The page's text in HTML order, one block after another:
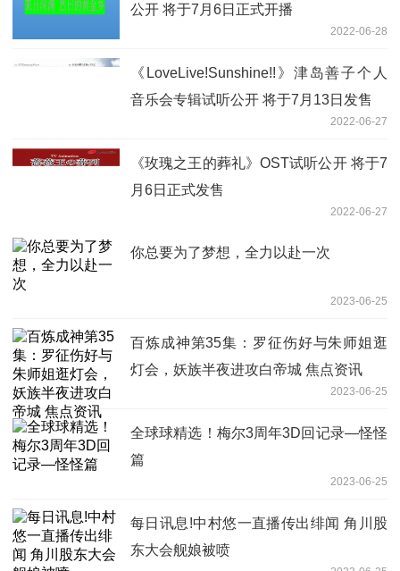
公开 将于7月6日正式开播
2022-06-28
《LoveLive!Sunshine!!》津岛善子个人
音乐会专辑试听公开 将于7月13日发售
2022-06-27
《玫瑰之王的葬礼》OST试听公开 将于7
月6日正式发售
2022-06-27
你总要为了梦想，全力以赴一次
2023-06-25
百炼成神第35集：罗征伤好与朱师姐逛
灯会，妖族半夜进攻白帝城 焦点资讯
2023-06-25
全球球精选！梅尔3周年3D回记录—怪怪
篇
2023-06-25
每日讯息!中村悠一直播传出绯闻 角川股
东大会舰娘被喷